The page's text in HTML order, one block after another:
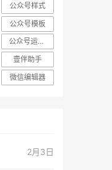
公众号样式
公众号模板
公众号运营，公众号编辑器
壹伴助手
微信编辑器
2月3日